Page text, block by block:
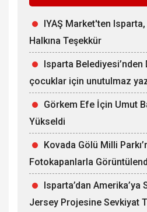
IYAŞ Market'ten
Halkına Teşekkür
Isparta
çocuklar için unutulmaz
Görkem Efe İçin Umut
Yükseldi
Kovada Gölü Milli
Fotokapanlarla
Isparta’dan
Jersey Projesine Sevkiyat